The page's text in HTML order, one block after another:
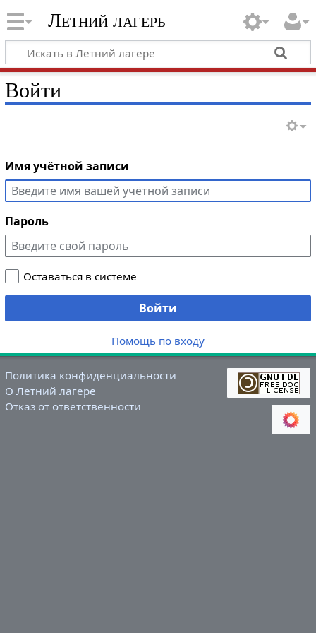
Летний лагерь
Войти
Имя учётной записи
Пароль
Оставаться в системе
Войти
Помощь по входу
Политика конфиденциальности
О Летний лагере
Отказ от ответственности